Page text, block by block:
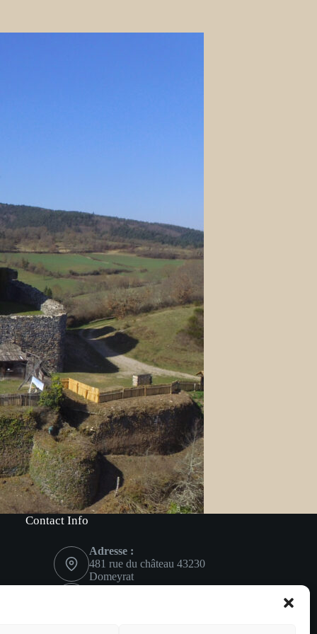
Contact Info
Adresse :
481 rue du château 43230
Domeyrat